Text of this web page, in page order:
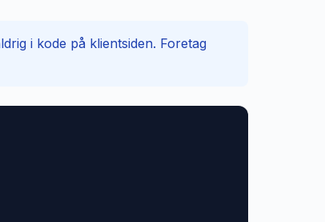
i kode på klientsiden. Foretag